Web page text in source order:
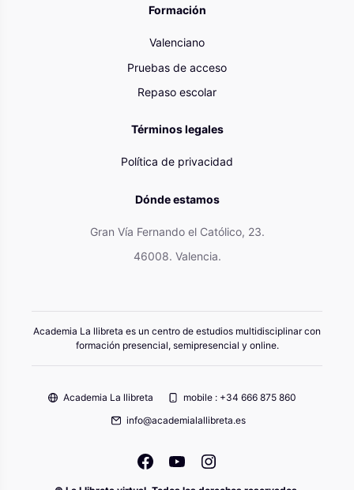
Formación
Valenciano
Pruebas de acceso
Repaso escolar
Términos legales
Política de privacidad
Dónde estamos
Gran Vía Fernando el Católico, 23.
46008. Valencia.
Academia La llibreta es un centro de estudios multidisciplinar con
formación presencial, semipresencial y online.
Academia La llibreta
mobile : +34 666 875 860
info@academialallibreta.es